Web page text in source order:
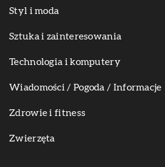
Styl i moda
Sztuka i zainteresowania
Technologia i komputery
Wiadomości / Pogoda / Informacje
Zdrowie i fitness
Zwierzęta